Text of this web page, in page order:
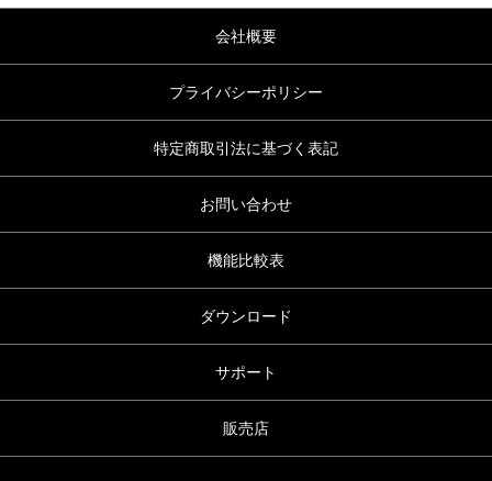
会社概要
プライバシーポリシー
特定商取引法に基づく表記
お問い合わせ
機能比較表
ダウンロード
サポート
販売店